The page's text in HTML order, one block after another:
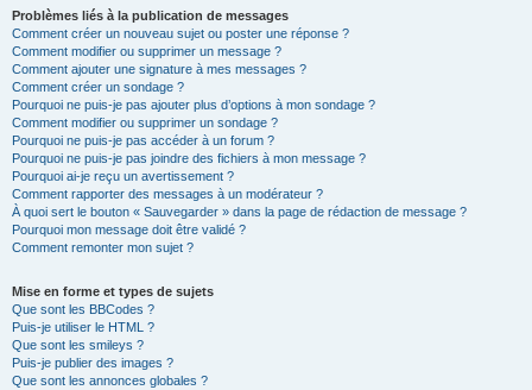
Problèmes liés à la publication de messages
Comment créer un nouveau sujet ou poster une réponse ?
Comment modifier ou supprimer un message ?
Comment ajouter une signature à mes messages ?
Comment créer un sondage ?
Pourquoi ne puis-je pas ajouter plus d’options à mon sondage ?
Comment modifier ou supprimer un sondage ?
Pourquoi ne puis-je pas accéder à un forum ?
Pourquoi ne puis-je pas joindre des fichiers à mon message ?
Pourquoi ai-je reçu un avertissement ?
Comment rapporter des messages à un modérateur ?
À quoi sert le bouton « Sauvegarder » dans la page de rédaction de message ?
Pourquoi mon message doit être validé ?
Comment remonter mon sujet ?
Mise en forme et types de sujets
Que sont les BBCodes ?
Puis-je utiliser le HTML ?
Que sont les smileys ?
Puis-je publier des images ?
Que sont les annonces globales ?